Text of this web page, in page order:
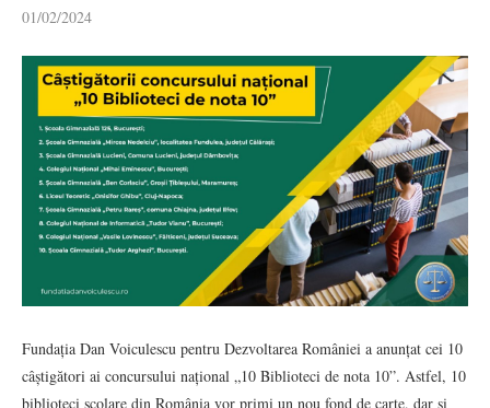
01/02/2024
Fundația Dan Voiculescu pentru Dezvoltarea României a anunțat cei 10
câștigători ai concursului național „10 Biblioteci de nota 10”. Astfel, 10
biblioteci școlare din România vor primi un nou fond de carte, dar și